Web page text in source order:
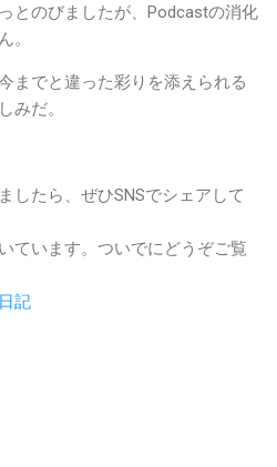
とのびましたが、Podcastの消化
。
までと違った彩りを添えられる
みだ。
したら、ぜひSNSでシェアして
ています。ついでにどうぞご覧
記